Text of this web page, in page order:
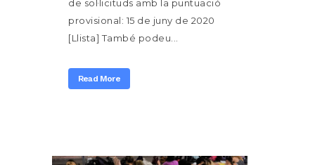
de sol·licituds amb la puntuació
provisional: 15 de juny de 2020
[Llista] També podeu...
Read More